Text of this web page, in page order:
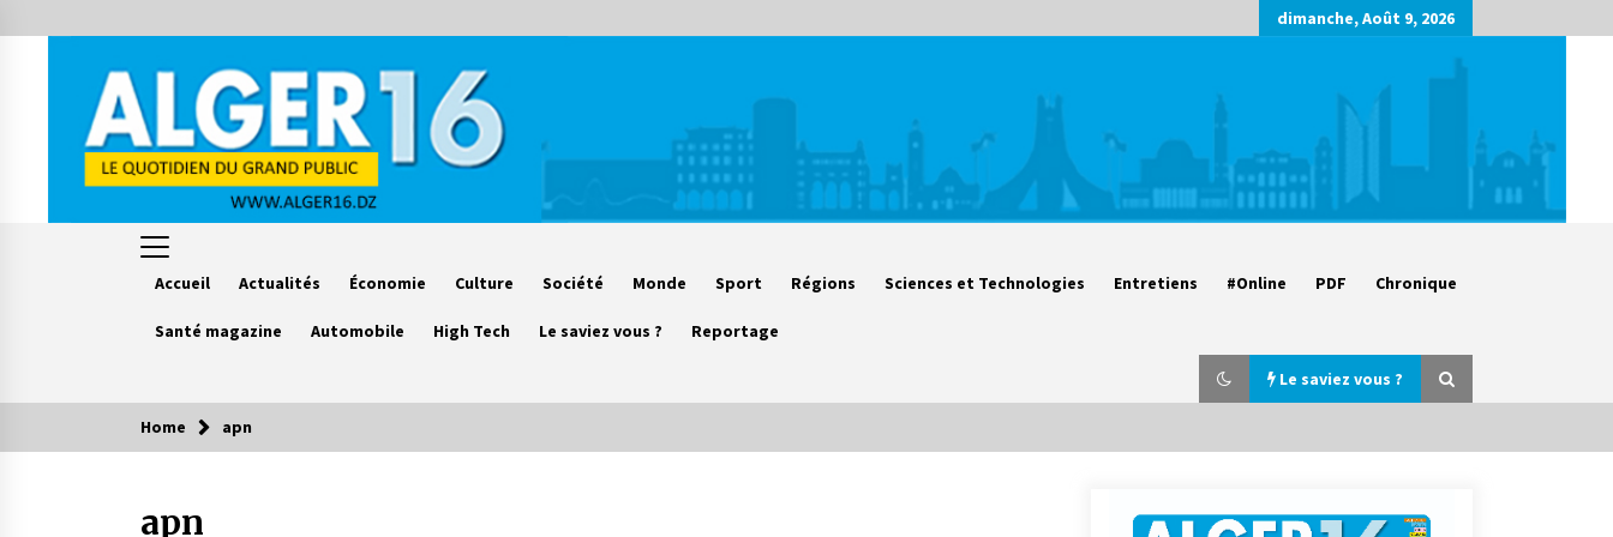
to
dimanche, Août 9, 2026
Accueil Actualités Économie Culture Société Monde Sport Régions Sciences et Technologies Entretiens #Online PDF Chronique
Santé magazine Automobile High Tech Le saviez vous ? Reportage
Le saviez vous ?
Le saviez vous ?
Parking de la Promenade des
Sablettes : Mis en service de bornes
Home apn
apn